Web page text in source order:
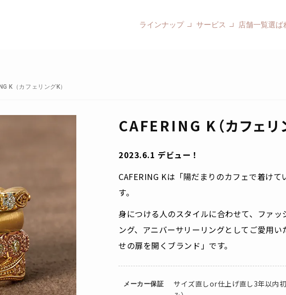
ラインナップ サービス 店舗一覧選ば
K（カフェリングK）
CAFERING K（カフェリ
2023.6.1 デビュー！
CAFERING Kは「陽だまりのカフェで着け
す。
身につける人のスタイルに合わせて、ファッ
ング、アニバーサリーリングとしてご愛用
せの扉を開くブランド」です。
メーカー保証
サイズ直しor仕上げ直し3年以内